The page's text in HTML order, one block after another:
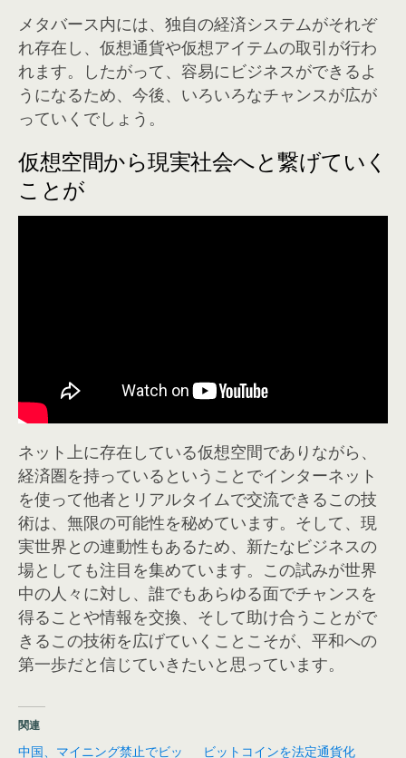
メタバース内には、独自の経済システムがそれぞ
れ存在し、仮想通貨や仮想アイテムの取引が行わ
れます。したがって、容易にビジネスができるよ
うになるため、今後、いろいろなチャンスが広が
っていくでしょう。
仮想空間から現実社会へと繋げていく
ことが
ネット上に存在している仮想空間でありながら、
経済圏を持っているということでインターネット
を使って他者とリアルタイムで交流できるこの技
術は、無限の可能性を秘めています。そして、現
実世界との連動性もあるため、新たなビジネスの
場としても注目を集めています。この試みが世界
中の人々に対し、誰でもあらゆる面でチャンスを
得ることや情報を交換、そして助け合うことがで
きるこの技術を広げていくことこそが、平和への
第一歩だと信じていきたいと思っています。
関連
中国、マイニング禁止でビッ
ビットコインを法定通貨化